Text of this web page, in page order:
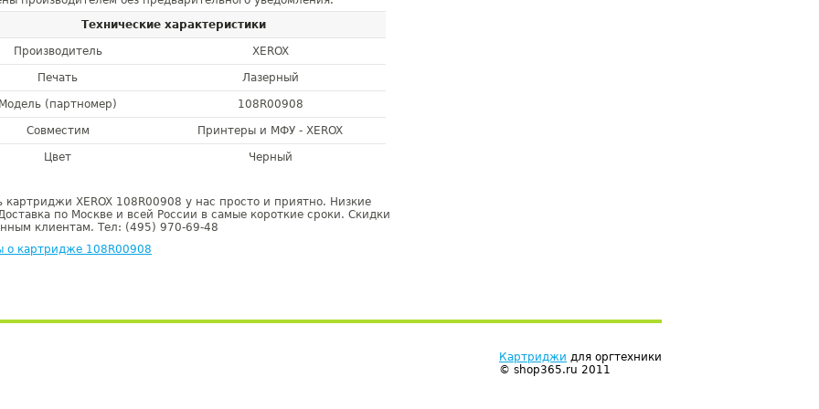
Технические характеристики
Производитель XEROX
Печать Лазерный
Модель (партномер) 108R00908
Совместим Принтеры и МФУ - XEROX
Цвет Черный
картриджи XEROX 108R00908 у нас просто и приятно. Низкие
по Москве и всей России в самые короткие сроки. Скидки
клиентам. Тел: (495) 970-69-48
о картридже 108R00908
Картриджи для оргтехники
© shop365.ru 2011